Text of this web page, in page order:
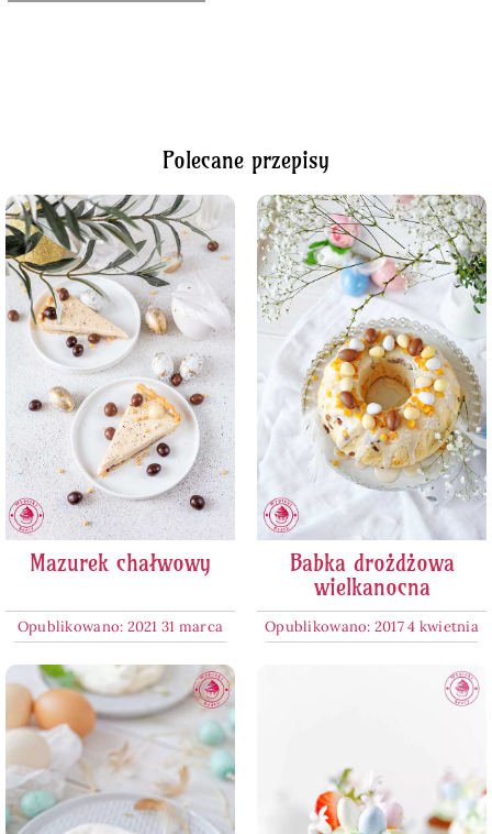
Polecane przepisy
Mazurek chałwowy
Opublikowano: 2021 31 marca
Babka drożdżowa
wielkanocna
Opublikowano: 2017 4 kwietnia